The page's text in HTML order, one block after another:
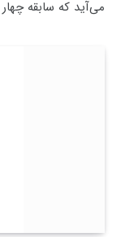
می‌آید که سابقه